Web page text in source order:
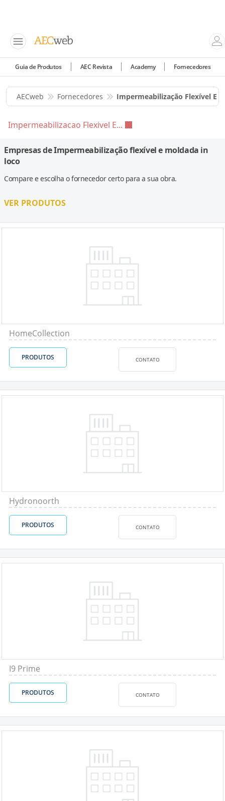
Guia de Produtos AEC Revista Academy Fornecedores
AECweb Fornecedores Impermeabilização Flexível E
Impermeabilizacao Flexivel E...
Empresas de Impermeabilização flexível e moldada in
loco
Compare e escolha o fornecedor certo para a sua obra.
VER PRODUTOS
HomeCollection
PRODUTOS CONTATO
Hydronoorth
PRODUTOS CONTATO
I9 Prime
PRODUTOS CONTATO